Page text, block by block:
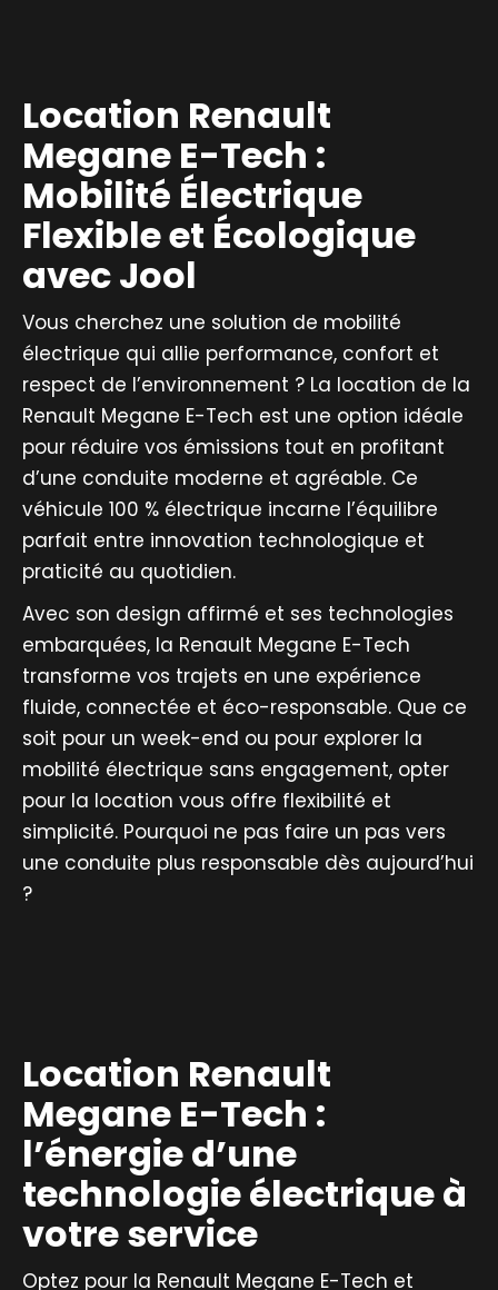
Location Renault
Megane E-Tech :
Mobilité Électrique
Flexible et Écologique
avec Jool
Vous cherchez une solution de mobilité
électrique qui allie performance, confort et
respect de l’environnement ? La location de la
Renault Megane E-Tech est une option idéale
pour réduire vos émissions tout en profitant
d’une conduite moderne et agréable. Ce
véhicule 100 % électrique incarne l’équilibre
parfait entre innovation technologique et
praticité au quotidien.
Avec son design affirmé et ses technologies
embarquées, la Renault Megane E-Tech
transforme vos trajets en une expérience
fluide, connectée et éco-responsable. Que ce
soit pour un week-end ou pour explorer la
mobilité électrique sans engagement, opter
pour la location vous offre flexibilité et
simplicité. Pourquoi ne pas faire un pas vers
une conduite plus responsable dès aujourd’hui
?
Location Renault
Megane E-Tech :
l’énergie d’une
technologie électrique à
votre service
Optez pour la Renault Megane E-Tech et